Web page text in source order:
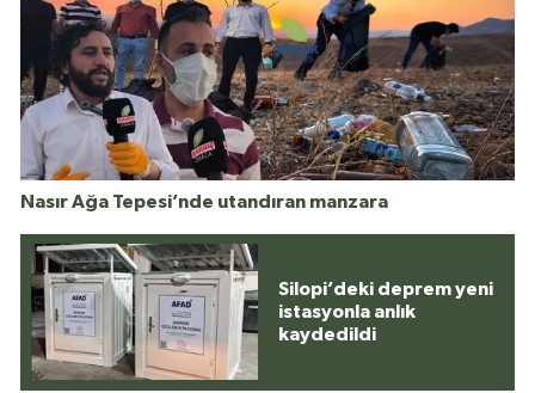
Nasır Ağa Tepesi’nde utandıran manzara
Silopi’deki deprem yeni
istasyonla anlık
kaydedildi